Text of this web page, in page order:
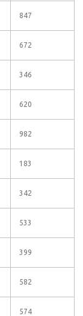
847
672
346
620
982
183
342
533
399
582
574